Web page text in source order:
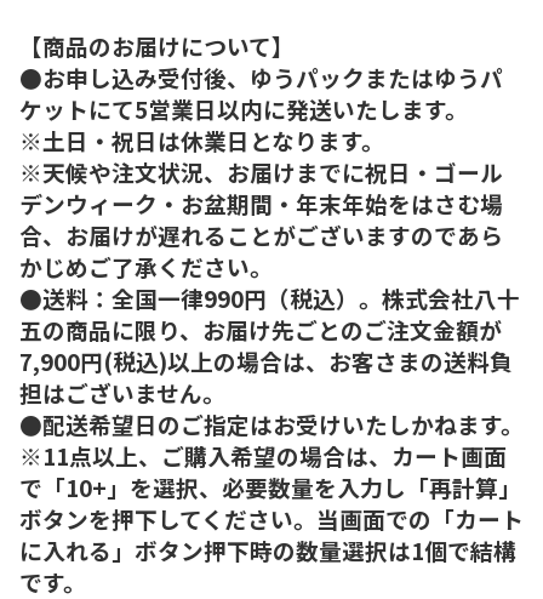
【商品のお届けについて】
●お申し込み受付後、ゆうパックまたはゆうパ
ケットにて5営業日以内に発送いたします。
※土日・祝日は休業日となります。
※天候や注文状況、お届けまでに祝日・ゴール
デンウィーク・お盆期間・年末年始をはさむ場
合、お届けが遅れることがございますのであら
かじめご了承ください。
●送料：全国一律990円（税込）。株式会社八十
五の商品に限り、お届け先ごとのご注文金額が
7,900円(税込)以上の場合は、お客さまの送料負
担はございません。
●配送希望日のご指定はお受けいたしかねます。
※11点以上、ご購入希望の場合は、カート画面
で「10+」を選択、必要数量を入力し「再計算」
ボタンを押下してください。当画面での「カート
に入れる」ボタン押下時の数量選択は1個で結構
です。